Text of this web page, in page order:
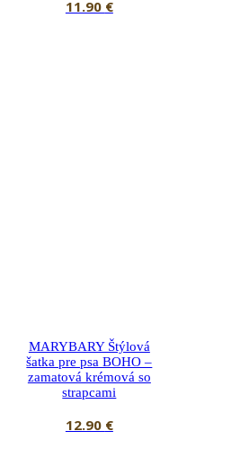
11.90 €
MARYBARY Štýlová
šatka pre psa BOHO –
zamatová krémová so
strapcami
12.90 €